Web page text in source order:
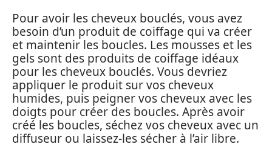
Pour avoir les cheveux bouclés, vous avez
besoin d’un produit de coiffage qui va créer
et maintenir les boucles. Les mousses et les
gels sont des produits de coiffage idéaux
pour les cheveux bouclés. Vous devriez
appliquer le produit sur vos cheveux
humides, puis peigner vos cheveux avec les
doigts pour créer des boucles. Après avoir
créé les boucles, séchez vos cheveux avec un
diffuseur ou laissez-les sécher à l’air libre.